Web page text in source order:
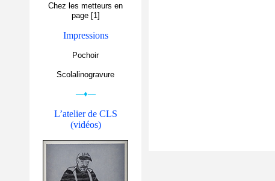
Chez les metteurs en
page [1]
Impressions
Pochoir
Scolalinogravure
—♦—
L’atelier de CLS
(vidéos)